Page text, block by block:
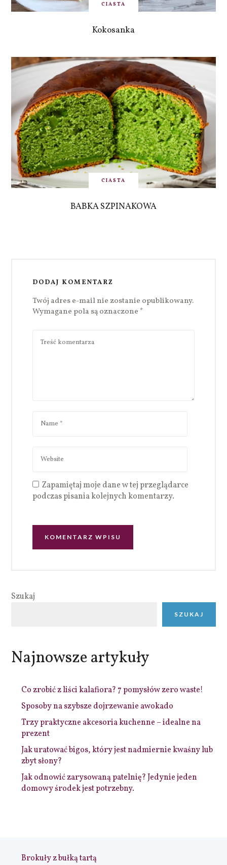
CIASTA
Kokosanka
CIASTA
BABKA SZPINAKOWA
DODAJ KOMENTARZ
Twój adres e-mail nie zostanie opublikowany.
Wymagane pola są oznaczone *
Zapamiętaj moje dane w tej przeglądarce
podczas pisania kolejnych komentarzy.
Szukaj
SZUKAJ
Najnowsze artykuły
Co zrobić z liści kalafiora? 7 pomysłów zero waste!
Sposoby na szybsze dojrzewanie awokado
Trzy praktyczne akcesoria kuchenne – idealne na
prezent
Jak uratować bigos, który jest nadmiernie kwaśny lub
zbyt słony?
Jak odnowić zarysowaną patelnię? Jedynie jeden
domowy środek jest potrzebny.
Brokuły z bułką tartą